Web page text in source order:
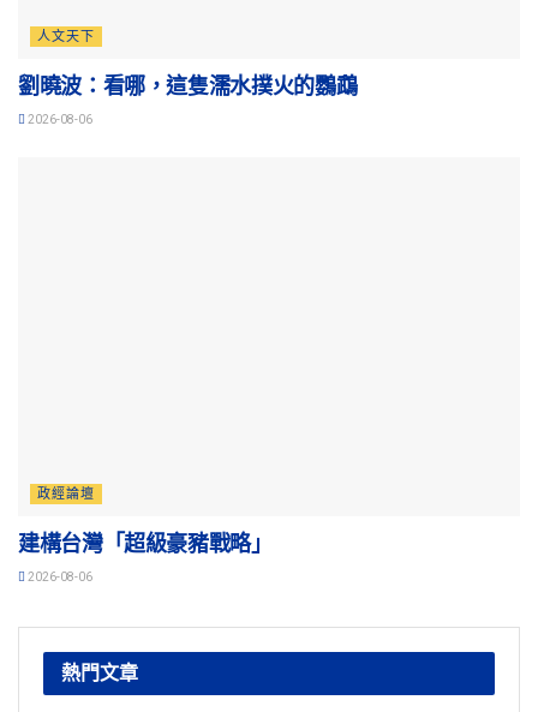
人文天下
劉曉波：看哪，這隻濡水撲火的鸚鵡
2026-08-06
政經論壇
建構台灣「超級豪豬戰略」
2026-08-06
熱門文章